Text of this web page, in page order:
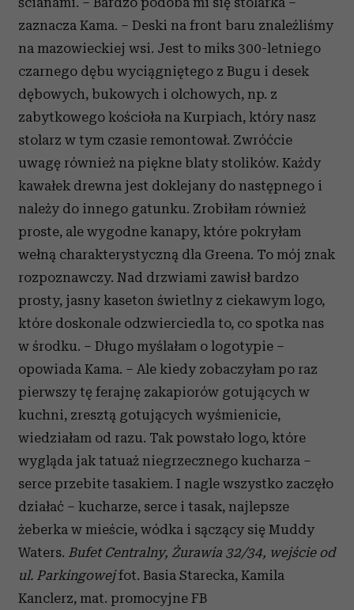
analizować ruch w naszej witrynie. Informacje o tym, jak
korzystasz z naszej witryny, udostępniamy partnerom
społecznościowym, reklamowym i analitycznym.
Partnerzy mogą połączyć te informacje z innymi danymi
otrzymanymi od Ciebie lub uzyskanymi podczas
korzystania z ich usług.
zaznacza Kama. – Deski na front baru znaleźliśmy
na mazowieckiej wsi. Jest to miks 300-letniego
czarnego dębu wyciągniętego z Bugu i desek
dębowych, bukowych i olchowych, np. z
zabytkowego kościoła na Kurpiach, który nasz
stolarz w tym czasie remontował. Zwróćcie
uwagę również na piękne blaty stolików. Każdy
kawałek drewna jest doklejany do następnego i
należy do innego gatunku. Zrobiłam również
proste, ale wygodne kanapy, które pokryłam
wełną charakterystyczną dla Greena. To mój znak
rozpoznawczy. Nad drzwiami zawisł bardzo
prosty, jasny kaseton świetlny z ciekawym logo,
które doskonale odzwierciedla to, co spotka nas
w środku. – Długo myślałam o logotypie –
opowiada Kama. – Ale kiedy zobaczyłam po raz
pierwszy tę ferajnę zakapiorów gotujących w
kuchni, zresztą gotujących wyśmienicie,
wiedziałam od razu. Tak powstało logo, które
wygląda jak tatuaż niegrzecznego kucharza –
serce przebite tasakiem. I nagle wszystko zaczęło
działać – kucharze, serce i tasak, najlepsze
żeberka w mieście, wódka i sączący się Muddy
Waters. Bufet Centralny, Żurawia 32/34, wejście od
ul. Parkingowejfot. Basia Starecka, Kamila
Kanclerz, mat. promocyjne FB